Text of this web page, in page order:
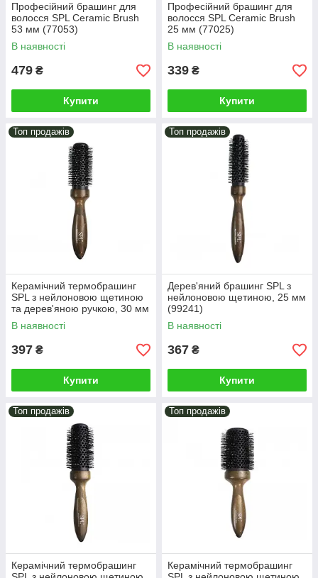
Професійний брашинг для
волосся SPL Ceramic Brush
53 мм (77053)
В наявності
479 ₴
Купити
Професійний брашинг для
волосся SPL Ceramic Brush
25 мм (77025)
В наявності
339 ₴
Купити
Топ продажів
Керамічний термобрашинг
SPL з нейлоновою щетиною
та дерев'яною ручкою, 30 мм
(99246)
В наявності
397 ₴
Купити
Топ продажів
Дерев'яний брашинг SPL з
нейлоновою щетиною, 25 мм
(99241)
В наявності
367 ₴
Купити
Топ продажів
Керамічний термобрашинг
Топ продажів
Керамічний термобрашинг